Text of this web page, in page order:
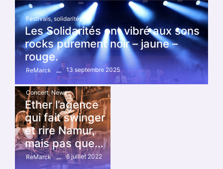
Festivals, solidarités
Les Solidarités ont vibré aux sons
rocks purement noir – jaune –
rouge.
ReMarck 13 septembre 2025
Concert, News
Ether l’agence
qui fait swinger
et rire Namur,
mais pas que…
ReMarck 6 juillet 2022